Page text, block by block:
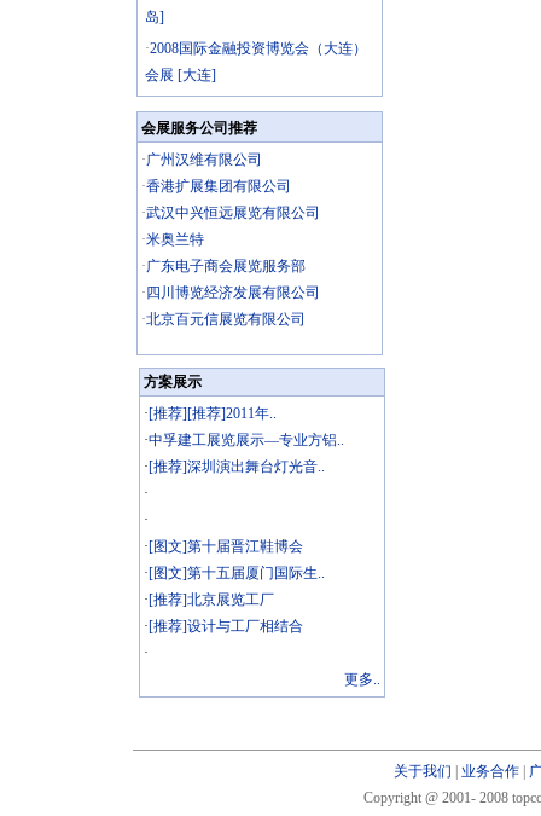
岛]
·2008国际金融投资博览会（大连）
会展 [大连]
会展服务公司推荐
·广州汉维有限公司
·香港扩展集团有限公司
·武汉中兴恒远展览有限公司
·米奥兰特
·广东电子商会展览服务部
· 四川博览经济发展有限公司
·北京百元信展览有限公司
方案展示
·[推荐][推荐]2011年..
·中孚建工展览展示—专业方铝..
·[推荐]深圳演出舞台灯光音..
·
·
·[图文]第十届晋江鞋博会
·[图文]第十五届厦门国际生..
·[推荐]北京展览工厂
·[推荐]设计与工厂相结合
·
更多..
关于我们 业务合作
Copyright @ 2001- 2008